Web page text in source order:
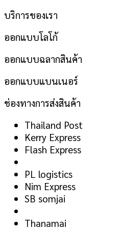
บริการของเรา
ออกแบบโลโก้
ออกแบบฉลากสินค้า
ออกแบบแบนเนอร์
ช่องทางการส่งสินค้า
Thailand Post
Kerry Express
Flash Express
PL logistics
Nim Express
SB somjai
Thanamai